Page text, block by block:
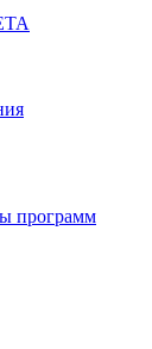
программ